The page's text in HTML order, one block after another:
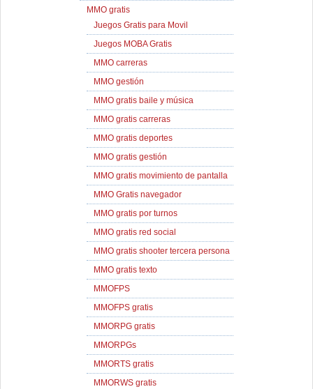
MMO gratis
Juegos Gratis para Movil
Juegos MOBA Gratis
MMO carreras
MMO gestión
MMO gratis baile y música
MMO gratis carreras
MMO gratis deportes
MMO gratis gestión
MMO gratis movimiento de pantalla
MMO Gratis navegador
MMO gratis por turnos
MMO gratis red social
MMO gratis shooter tercera persona
MMO gratis texto
MMOFPS
MMOFPS gratis
MMORPG gratis
MMORPGs
MMORTS gratis
MMORWS gratis